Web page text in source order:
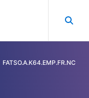
FATSO.A.K64.EMP.FR.NC